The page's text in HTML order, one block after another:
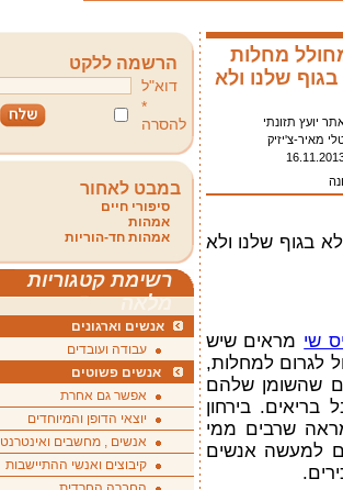
מחלות
שלנו ולא
יועץ תזונתי
מאיר-צ'יזיק
בגוף שלנו ולא
שי מראים שיש
לגרום למחלות,
שהשומן שלהם
בירחון
שרבים ממי
למעשה אנשים
הרשמה ללקט
דוא"ל
*
להסרה
במבט לאחור
סיפורי חיים
אמהות
אמהות חד-הוריות
רשימת קטגוריות
מלאה
אנשים וארגונים
עבודה ועובדים
אנשים פשוטים
אפשר גם אחרת
יוצאי הדופן והמיוחדים
אנשים , מחשבים ואינטרנט
קיבוצים ואנשי ההתיישבות